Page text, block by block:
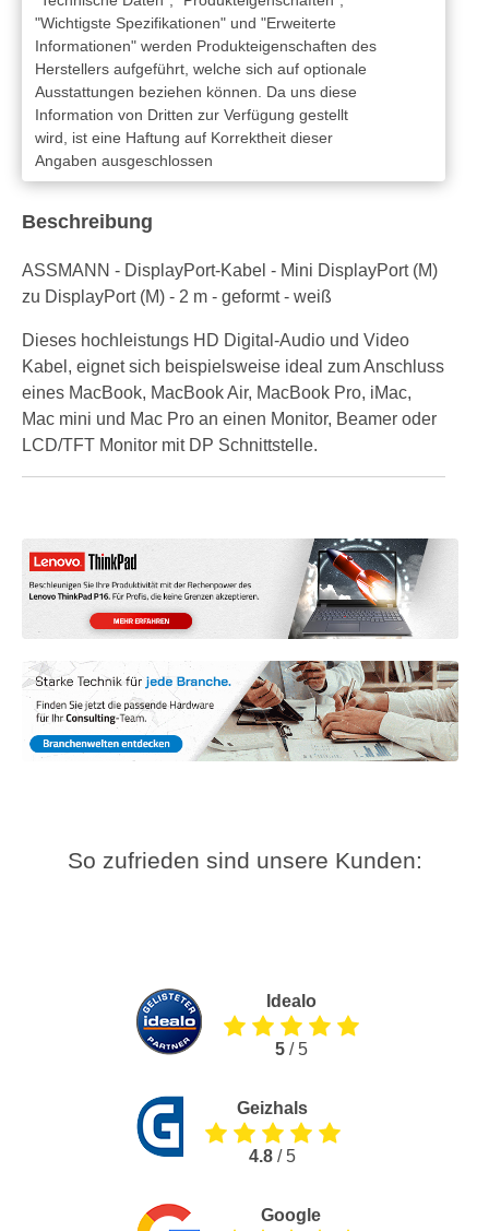
"Wichtigste Spezifikationen" und "Erweiterte
Informationen" werden Produkteigenschaften des
Herstellers aufgeführt, welche sich auf optionale
Ausstattungen beziehen können. Da uns diese
Information von Dritten zur Verfügung gestellt
wird, ist eine Haftung auf Korrektheit dieser
Angaben ausgeschlossen
Beschreibung
ASSMANN - DisplayPort-Kabel - Mini DisplayPort (M)
zu DisplayPort (M) - 2 m - geformt - weiß
Dieses hochleistungs HD Digital-Audio und Video
Kabel, eignet sich beispielsweise ideal zum Anschluss
eines MacBook, MacBook Air, MacBook Pro, iMac,
Mac mini und Mac Pro an einen Monitor, Beamer oder
LCD/TFT Monitor mit DP Schnittstelle.
So zufrieden sind unsere Kunden:
Idealo
5/ 5
Geizhals
4.8 / 5
Google